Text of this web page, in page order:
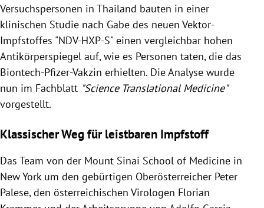
Versuchspersonen in Thailand bauten in einer
klinischen Studie nach Gabe des neuen Vektor-
Impfstoffes "NDV-HXP-S" einen vergleichbar hohen
Antikörperspiegel auf, wie es Personen taten, die das
Biontech-Pfizer-Vakzin erhielten. Die Analyse wurde
nun im Fachblatt "Science Translational Medicine"
vorgestellt.
Klassischer Weg für leistbaren Impfstoff
Das Team von der Mount Sinai School of Medicine in
New York um den gebürtigen Oberösterreicher Peter
Palese, den österreichischen Virologen Florian